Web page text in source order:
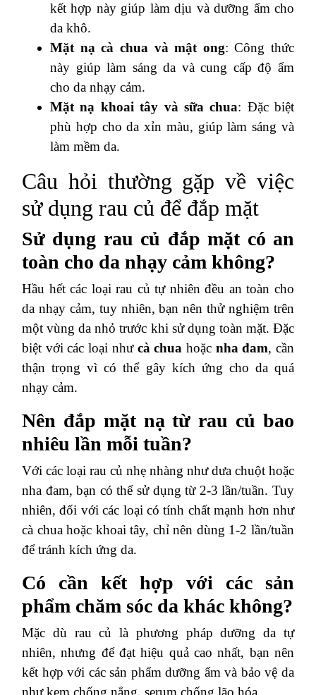
kết hợp này giúp làm dịu và dưỡng ẩm cho
da khô.
Mặt nạ cà chua và mật ong: Công thức
này giúp làm sáng da và cung cấp độ ẩm
cho da nhạy cảm.
Mặt nạ khoai tây và sữa chua: Đặc biệt
phù hợp cho da xỉn màu, giúp làm sáng và
làm mềm da.
Câu hỏi thường gặp về việc
sử dụng rau củ để đắp mặt
Sử dụng rau củ đắp mặt có an
toàn cho da nhạy cảm không?
Hầu hết các loại rau củ tự nhiên đều an toàn cho
da nhạy cảm, tuy nhiên, bạn nên thử nghiệm trên
một vùng da nhỏ trước khi sử dụng toàn mặt. Đặc
biệt với các loại như cà chua hoặc nha đam, cần
thận trọng vì có thể gây kích ứng cho da quá
nhạy cảm.
Nên đắp mặt nạ từ rau củ bao
nhiêu lần mỗi tuần?
Với các loại rau củ nhẹ nhàng như dưa chuột hoặc
nha đam, bạn có thể sử dụng từ 2-3 lần/tuần. Tuy
nhiên, đối với các loại có tính chất mạnh hơn như
cà chua hoặc khoai tây, chỉ nên dùng 1-2 lần/tuần
để tránh kích ứng da.
Có cần kết hợp với các sản
phẩm chăm sóc da khác không?
Mặc dù rau củ là phương pháp dưỡng da tự
nhiên, nhưng để đạt hiệu quả cao nhất, bạn nên
kết hợp với các sản phẩm dưỡng ẩm và bảo vệ da
như kem chống nắng, serum chống lão hóa.